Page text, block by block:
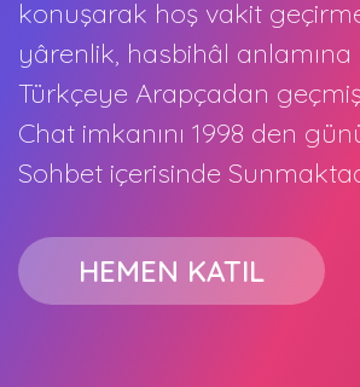
konuşarak hoş vakit
yârenlik, hasbihâl anlamına
Türkçeye Arapçadan
Chat imkanını 1998 den
Sohbet içerisinde
HEMEN KATIL